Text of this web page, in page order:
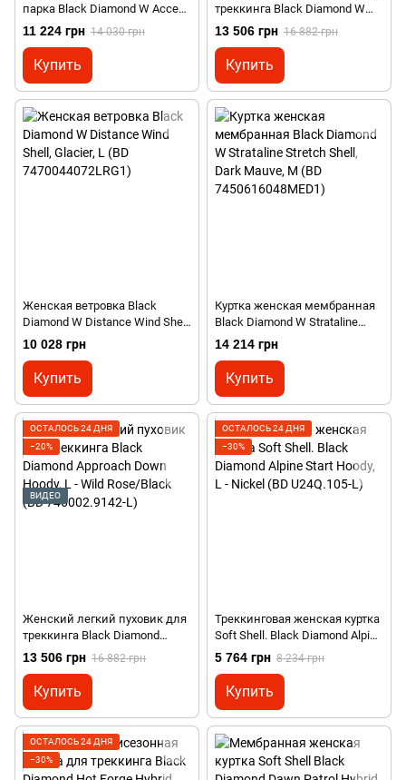
парка Black Diamond W Access
Down Parka, Azurite, XS (BD
7461854022XSM1)
11 224 грн 14 030 грн
Купить
треккинга Black Diamond W
Approach Down Hoody,
Grenadine, XS (BD
7461886039XSM1)
13 506 грн 16 882 грн
Купить
Женская ветровка Black
Diamond W Distance Wind Shell,
Glacier, L (BD 7470044072LRG1)
10 028 грн
Купить
Куртка женская мембранная
Black Diamond W Strataline
Stretch Shell, Dark Mauve, M
(BD 7450616048MED1)
14 214 грн
Купить
ОСТАЛОСЬ 24 ДНЯ
−20%
ВИДЕО
Женский легкий пуховик для
треккинга Black Diamond
Approach Down Hoody, L - Wild
Rose/Black (BD 746002.9142-L)
13 506 грн 16 882 грн
Купить
ОСТАЛОСЬ 24 ДНЯ
−30%
Треккинговая женская куртка
Soft Shell. Black Diamond Alpine
Start Hoody, L - Nickel (BD
U24Q.105-L)
5 764 грн 8 234 грн
Купить
ОСТАЛОСЬ 24 ДНЯ
−30%